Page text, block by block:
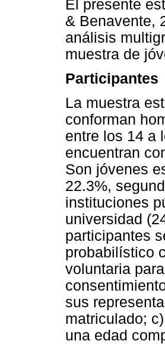
El presente
& Benavente,
análisis
muestra de
Participantes
La muestra
conforman
entre los 14 a
encuentran
Son jóvenes
22.3%,
instituciones
universidad
participantes
probabilístico
voluntaria
sus
matriculado;
una edad